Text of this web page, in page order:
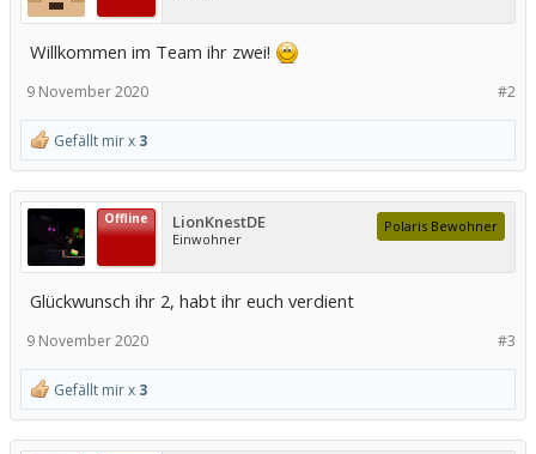
Willkommen im Team ihr zwei!
#2
9 November 2020
Gefällt mir x 3
Offline LionKnestDE
Einwohner
Polaris Bewohner
Glückwunsch ihr 2, habt ihr euch verdient
#3
9 November 2020
Gefällt mir x 3